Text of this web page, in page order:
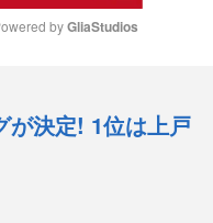
t
e
by GliaStudios
が決定! 1位は上戸